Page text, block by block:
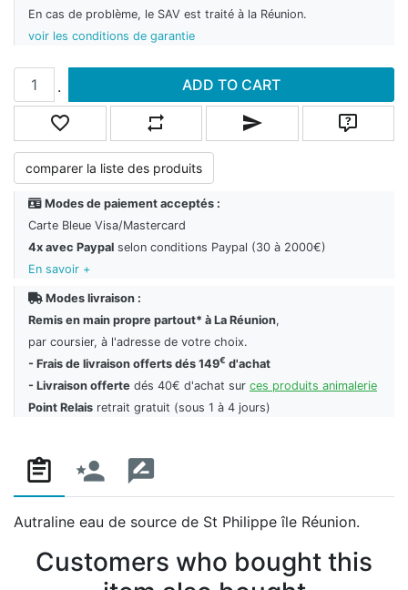
En cas de problème, le SAV est traité à la Réunion.
voir les conditions de garantie
Add to cart
. ADD TO CART
Add to wishlist Add to compare listEmail a friend Ask
comparer la liste des produits
Modes de paiement acceptés :
Carte Bleue Visa/Mastercard
4x avec Paypal selon conditions Paypal (30 à 2000€)
En savoir +
Modes livraison :
Remis en main propre partout* à La Réunion,
par coursier, à l'adresse de votre choix.
- Frais de livraison offerts dés 149€ d'achat
- Livraison offerte dés 40€ d'achat sur ces produits animalerie
Point Relais retrait gratuit (sous 1 à 4 jours)
Autraline eau de source de St Philippe île Réunion.
Customers who bought this